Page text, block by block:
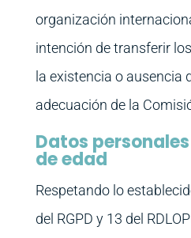
organización
intención de transferir
la existencia o ausencia
adecuación de la
Datos
de edad
Respetando lo
del RGPD y 13 del